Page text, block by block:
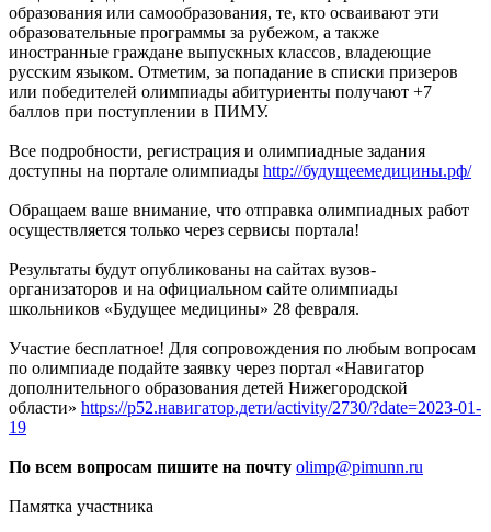
образования или самообразования, те, кто осваивают эти
образовательные программы за рубежом, а также
иностранные граждане выпускных классов, владеющие
русским языком. Отметим, за попадание в списки призеров
или победителей олимпиады абитуриенты получают +7
баллов при поступлении в ПИМУ.
Все подробности, регистрация и олимпиадные задания
доступны на портале олимпиады http://будущеемедицины.рф/
Обращаем ваше внимание, что отправка олимпиадных работ
осуществляется только через сервисы портала!
Результаты будут опубликованы на сайтах вузов-
организаторов и на официальном сайте олимпиады
школьников «Будущее медицины» 28 февраля.
Участие бесплатное! Для сопровождения по любым вопросам
по олимпиаде подайте заявку через портал «Навигатор
дополнительного образования детей Нижегородской
области» https://р52.навигатор.дети/activity/2730/?date=2023-01-
19
По всем вопросам пишите на почту olimp@pimunn.ru
Памятка участника